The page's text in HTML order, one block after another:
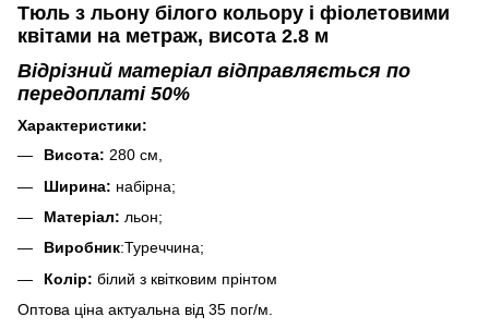
Тюль з льону білого кольору і фіолетовими
квітами на метраж, висота 2.8 м
Відрізний матеріал відправляється по
передоплаті 50%
Характеристики:
Висота: 280 см,
Ширина: набірна;
Матеріал: льон;
Виробник:Туреччина;
Колір: білий з квітковим прінтом
Оптова ціна актуальна від 35 пог/м.